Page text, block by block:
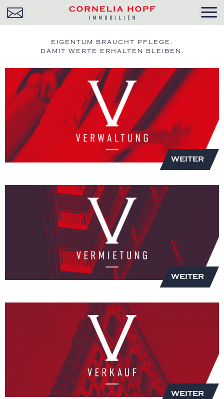
EIGENTUM BRAUCHT PFLEGE,
DAMIT WERTE ERHALTEN BLEIBEN.
WEITER
WEITER
WEITER